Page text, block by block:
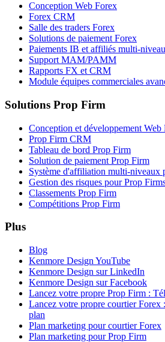
Conception Web Forex
Forex CRM
Salle des traders Forex
Solutions de paiement Forex
Paiements IB et affiliés multi-
Support MAM/PAMM
Rapports FX et CRM
Module équipes commerciales
Solutions Prop Firm
Conception et développement Web
Prop Firm CRM
Tableau de bord Prop Firm
Solution de paiement Prop Firm
Système d'affiliation multi-niveaux
Gestion des risques pour Prop
Classements Prop Firm
Compétitions Prop Firm
Plus
Blog
Kenmore Design YouTube
Kenmore Design sur LinkedIn
Kenmore Design sur Facebook
Lancez votre propre Prop Firm :
Lancez votre propre courtier Forex
plan
Plan marketing pour courtier Forex
Plan marketing pour Prop Firm